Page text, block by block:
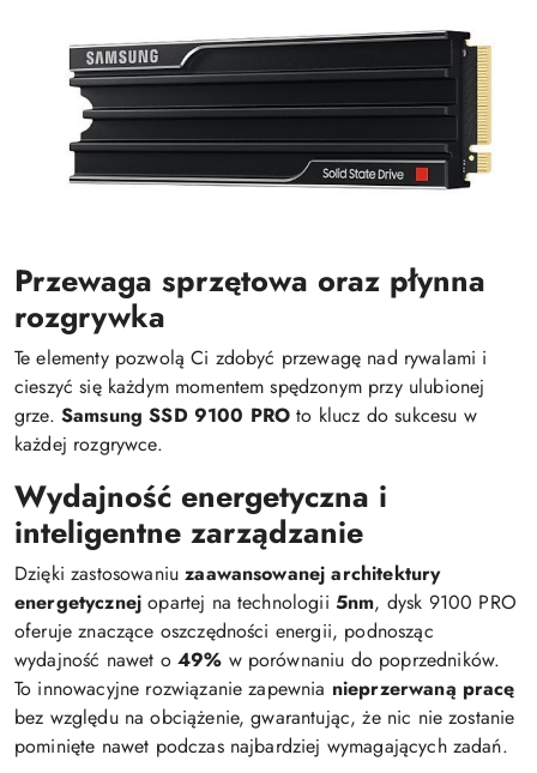
Przewaga sprzętowa oraz płynna
rozgrywka
Te elementy pozwolą Ci zdobyć przewagę nad rywalami i
cieszyć się każdym momentem spędzonym przy ulubionej
grze. Samsung SSD 9100 PRO to klucz do sukcesu w
każdej rozgrywce.
Wydajność energetyczna i
inteligentne zarządzanie
Dzięki zastosowaniuzaawansowanej architektury
energetycznej opartej na technologii 5nm, dysk 9100 PRO
oferuje znaczące oszczędności energii, podnosząc
wydajność nawet o 49% w porównaniu do poprzedników.
To innowacyjne rozwiązanie zapewnia nieprzerwaną pracę
bez względu na obciążenie, gwarantując, że nic nie zostanie
pominięte nawet podczas najbardziej wymagających zadań.